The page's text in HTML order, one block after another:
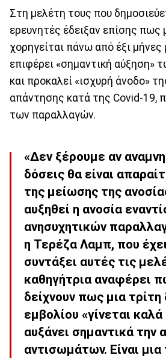
Στη μελέτη τους που
ερευνητές έδειξαν επίσης πως
χορηγείται πάνω από έξι
επιφέρει «σημαντική αύξηση»
και προκαλεί «ισχυρή άνοδο»
απάντησης κατά της Covid-19,
των παραλλαγών.
«Δεν ξέρουμε αν
δόσεις θα είναι
της μείωσης της
αυξηθεί η ανοσία
ανησυχητικών
η Τερέζα Λαμπ, που
συντάξει αυτές τις
καθηγήτρια αναφέρει
δείχνουν πως μια
εμβολίου «γίνεται
αυξάνει σημαντικά την
αντισωμάτων. Είναι μια